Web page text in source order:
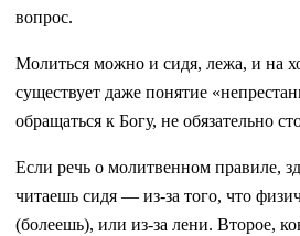
вопрос.
Молиться можно и сидя, лежа, и на
существует даже понятие
обращаться к Богу, не обязательно
Если речь о молитвенном правиле,
читаешь сидя — из-за того, что
(болеешь), или из-за лени. Второе,